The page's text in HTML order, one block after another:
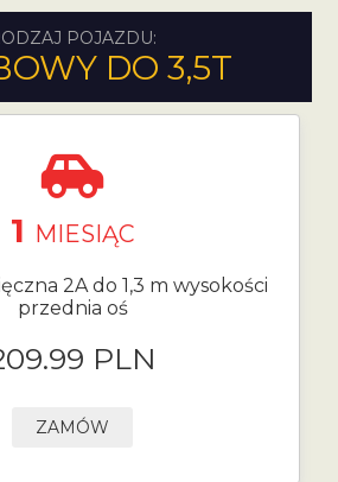
POJAZDU:
DO 3,5T
1 MIESIĄC
2A do 1,3 m wysokości
przednia oś
PLN
ZAMÓW